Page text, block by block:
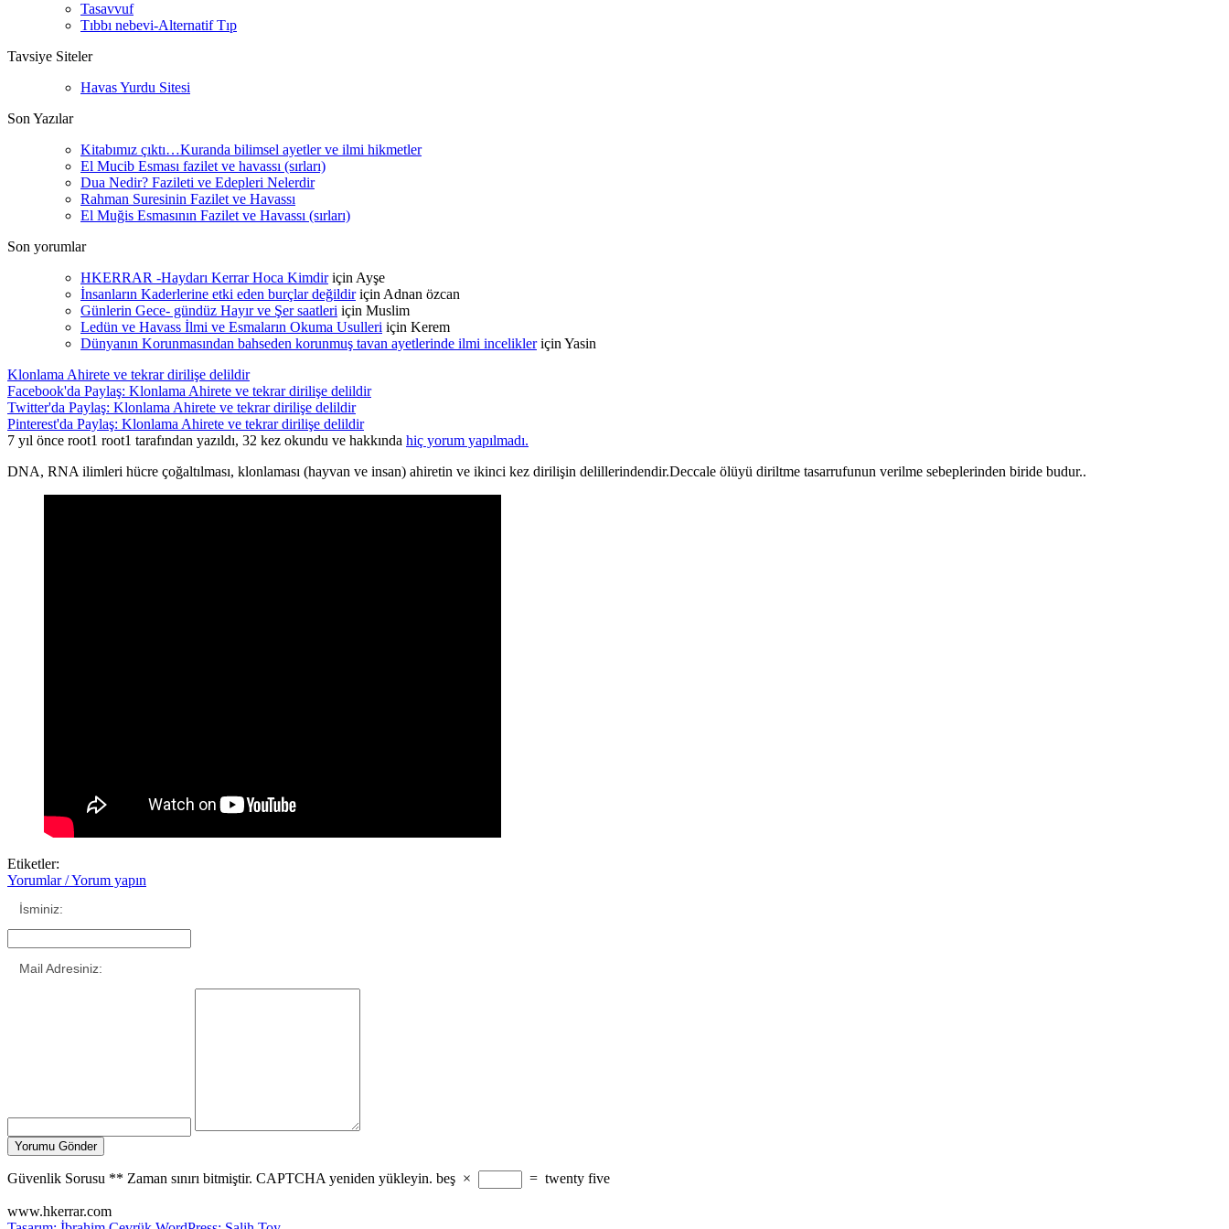
Tasavvuf
Tıbbı nebevi-Alternatif Tıp
Tavsiye Siteler
Havas Yurdu Sitesi
Son Yazılar
Kitabımız çıktı…Kuranda bilimsel ayetler ve ilmi hikmetler
El Mucib Esması fazilet ve havassı (sırları)
Dua Nedir? Fazileti ve Edepleri Nelerdir
Rahman Suresinin Fazilet ve Havassı
El Muğis Esmasının Fazilet ve Havassı (sırları)
Son yorumlar
HKERRAR -Haydarı Kerrar Hoca Kimdiriçin Ayşe
İnsanların Kaderlerine etki eden burçlar değildiriçin Adnan özcan
Günlerin Gece- gündüz Hayır ve Şer saatleri için Muslim
Ledün ve Havass İlmi ve Esmaların Okuma Usulleri için Kerem
Dünyanın Korunmasından bahseden korunmuş tavan ayetlerinde ilmi incelikleriçin Yasin
Klonlama Ahirete ve tekrar dirilişe delildir
Facebook'da Paylaş: Klonlama Ahirete ve tekrar dirilişe delildir
Twitter'da Paylaş: Klonlama Ahirete ve tekrar dirilişe delildir
Pinterest'da Paylaş: Klonlama Ahirete ve tekrar dirilişe delildir
7 yıl önce root1 root1 tarafından yazıldı, 32 kez okundu ve hakkında hiç yorum yapılmadı.
DNA, RNA ilimleri hücre çoğaltılması, klonlaması (hayvan ve insan) ahiretin ve ikinci kez dirilişin delillerindendir.Deccale ölüyü diriltme tasarrufunun verilme sebeplerinden biride budur..
Etiketler:
Yorumlar / Yorum yapın
İsminiz:
Mail Adresiniz:
Güvenlik Sorusu ** Zaman sınırı bitmiştir. CAPTCHA yeniden yükleyin. beş × = twenty five
www.hkerrar.com